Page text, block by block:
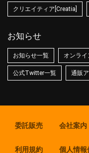
クリエイティア[Creatia]
お知らせ
お知らせ一覧 オンラ
公式Twitter一覧 通販
委託販売 会社案内
利用規約 個人情報